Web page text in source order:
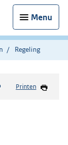
Menu
Regeling
Printen